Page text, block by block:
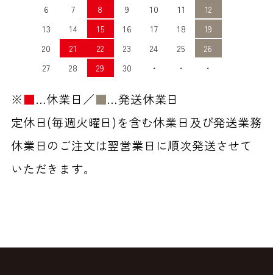
6
7 8 9 10 11
12
13
14 15 16 17 18
19
20
21 22 23 24 25
26
27
28 29 30 ・ ・ ・
※■…休業日／■…発送休業日
定休日(毎週火曜日)を含む休業日及び発送業務
休業日のご注文は翌営業日に順次発送させて
いただきます。